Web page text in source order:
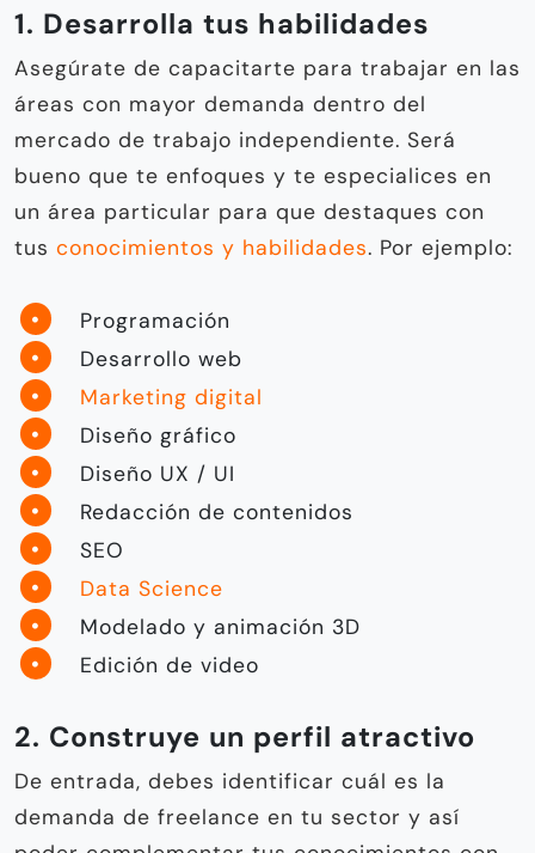
1. Desarrolla tus habilidades
Asegúrate de capacitarte para trabajar en las
áreas con mayor demanda dentro del
mercado de trabajo independiente. Será
bueno que te enfoques y te especialices en
un área particular para que destaques con
tus conocimientos y habilidades. Por ejemplo:
Programación
Desarrollo web
Marketing digital
Diseño gráfico
Diseño UX / UI
Redacción de contenidos
SEO
Data Science
Modelado y animación 3D
Edición de video
2. Construye un perfil atractivo
De entrada, debes identificar cuál es la
demanda de freelance en tu sector y así